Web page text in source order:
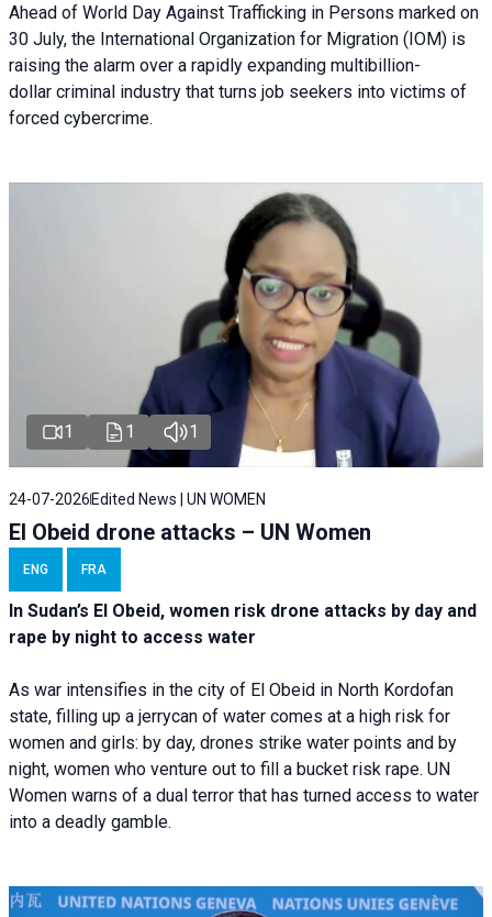
Ahead of World Day Against Trafficking in Persons marked on
30 July, the International Organization for Migration (IOM) is
raising the alarm over a rapidly expanding multibillion-
dollar criminal industry that turns job seekers into victims of
forced cybercrime.
1 1 1
24-07-2026 Edited News | UN WOMEN
El Obeid drone attacks – UN Women
ENG FRA
In Sudan’s El Obeid, women risk drone attacks by day and
rape by night to access water
As war intensifies in the city of El Obeid in North Kordofan
state, filling up a jerrycan of water comes at a high risk for
women and girls: by day, drones strike water points and by
night, women who venture out to fill a bucket risk rape. UN
Women warns of a dual terror that has turned access to water
into a deadly gamble.